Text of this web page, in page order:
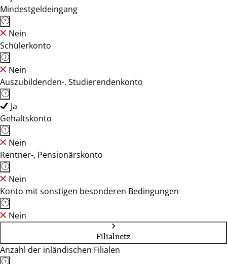
Mindestgeldeingang
Nein
Schülerkonto
Nein
Auszubildenden-, Studierendenkonto
Ja
Gehaltskonto
Nein
Rentner-, Pensionärskonto
Nein
Konto mit sonstigen besonderen Bedingungen
Nein
Filialnetz
Anzahl der inländischen Filialen